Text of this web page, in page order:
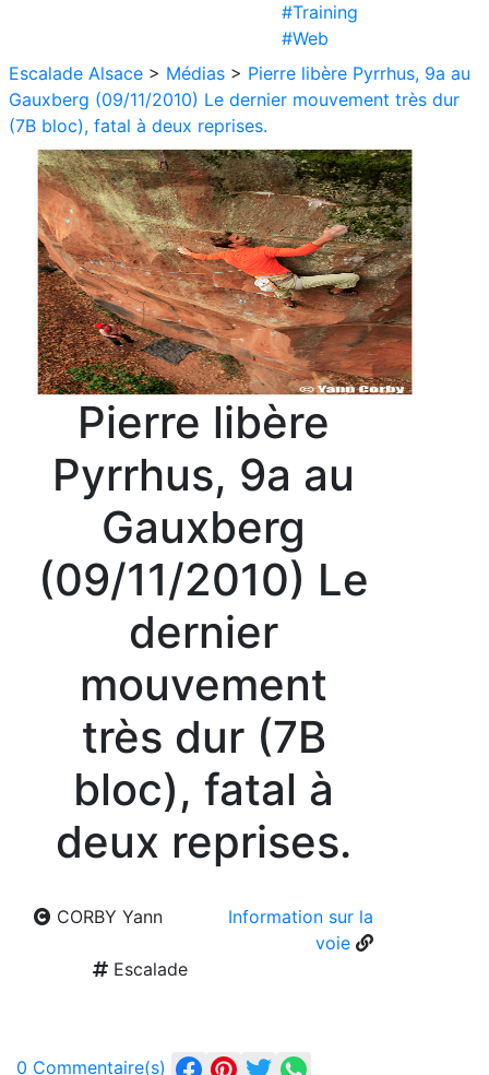
#Training
#Web
Escalade Alsace > Médias > Pierre libère Pyrrhus, 9a au
Gauxberg (09/11/2010) Le dernier mouvement très dur
(7B bloc), fatal à deux reprises.
Pierre libère
Pyrrhus, 9a au
Gauxberg
(09/11/2010) Le
dernier
mouvement
très dur (7B
bloc), fatal à
deux reprises.
CORBY Yann
Information sur la
voie
Escalade
0 Commentaire(s)